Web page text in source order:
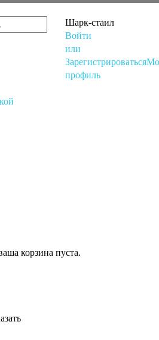
Шарк-стаил
Войти
или
Зарегистрироваться
профиль
корзина пуста.